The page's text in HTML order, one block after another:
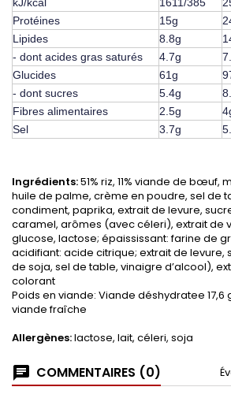
Protéines
15g
Lipides
8.8g
- dont acides gras saturés
4.7g
Glucides
61g
- dont sucres
5.4g
Fibres alimentaires
2.5g
Sel
3.7g
Ingrédients:51% riz, 11% viande de bœuf,
huile de palme, crème en poudre, sel de
condiment, paprika, extrait de levure,
caramel, arômes (avec céleri), extrait de
glucose, lactose; épaississant: farine de
acidifiant: acide citrique; extrait de levure,
de soja, sel de table, vinaigre d’alcool),
colorant
Poids en viande: Viande déshydratee 17,6
viande fraîche
Allergènes:lactose, lait, céleri, soja
COMMENTAIRES (0)